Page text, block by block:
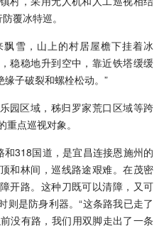
覆冰特巡。
雪，山上的村居屋檐下挂着冰
稳稳地升到空中，靠近铁塔缓缓
子破裂和螺栓松动。”
园区域，秭归罗家荒口区域等跨
点巡视对象。
318国道，是宜昌连接恩施州的
和林间，巡线路途艰难。在茂密
开路。这种刀既可以清障，又可
则是防身利器。“这条路我已走了
没有路，我们用双脚走出了一条